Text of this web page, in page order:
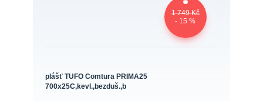
1 749 Kč
- 15 %
plášť TUFO Comtura PRIMA25
700x25C,kevl.,bezduš.,b